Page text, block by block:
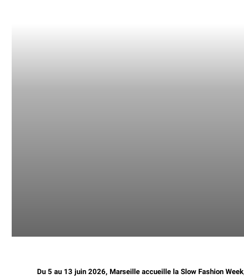
Du 5 au 13 juin 2026, Marseille accueille la Slow Fashion Week